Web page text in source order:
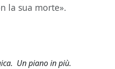
la sua morte».
Un piano in più.